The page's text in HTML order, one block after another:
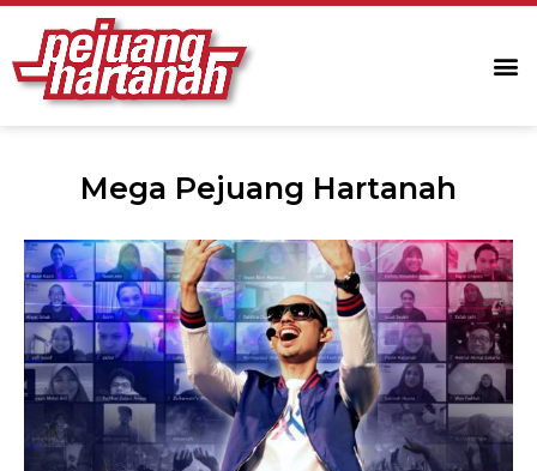
Mega Pejuang Hartanah